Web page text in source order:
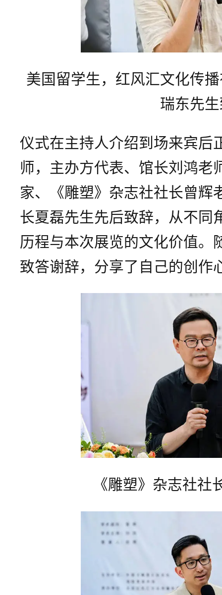
美国留学生，红风汇文化传
瑞东先
仪式在主持人介绍到场来宾后
师，主办方代表、馆长刘鸿老
家、《雕塑》杂志社社长曾辉
长夏磊先生先后致辞，从不同
历程与本次展览的文化价值。
致答谢辞，分享了自己的创作
《雕塑》杂志社社